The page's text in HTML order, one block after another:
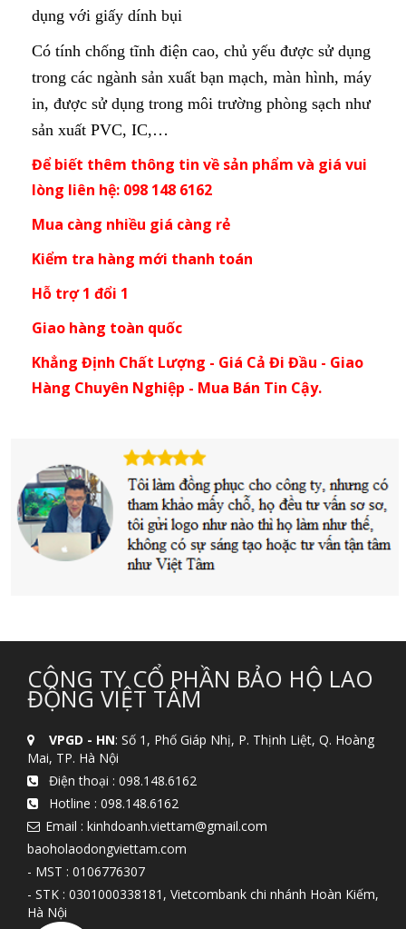
dụng với giấy dính bụi
Có tính chống tĩnh điện cao, chủ yếu được sử dụng
trong các ngành sản xuất bạn mạch, màn hình, máy
in, được sử dụng trong môi trường phòng sạch như
sản xuất PVC, IC,…
Để biết thêm thông tin về sản phẩm và giá vui
lòng liên hệ: 098 148 6162
Mua càng nhiều giá càng rẻ
Kiểm tra hàng mới thanh toán
Hỗ trợ 1 đổi 1
Giao hàng toàn quốc
Khẳng Định Chất Lượng - Giá Cả Đi Đầu - Giao
Hàng Chuyên Nghiệp - Mua Bán Tin Cậy.
CÔNG TY CỔ PHẦN BẢO HỘ LAO
ĐỘNG VIỆT TÂM
VPGD - HN: Số 1, Phố Giáp Nhị, P. Thịnh Liệt, Q. Hoàng
Mai, TP. Hà Nội
Điện thoại : 098.148.6162
Hotline : 098.148.6162
Email : kinhdoanh.viettam@gmail.com
baoholaodongviettam.com
- MST : 0106776307
- STK : 0301000338181, Vietcombank chi nhánh Hoàn Kiếm,
Hà Nội